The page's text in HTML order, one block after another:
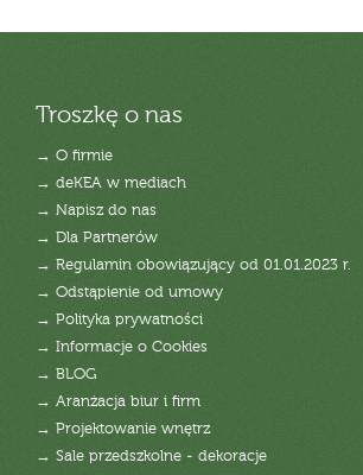
Troszkę o nas
→ O firmie
→ deKEA w mediach
→ Napisz do nas
→ Dla Partnerów
→ Regulamin obowiązujący od 01.01.2023 r.
→ Odstąpienie od umowy
→ Polityka prywatności
→ Informacje o Cookies
→ BLOG
→ Aranżacja biur i firm
→ Projektowanie wnętrz
→ Sale przedszkolne - dekoracje